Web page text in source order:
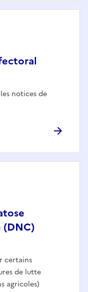
notices de
(DNC)
certains
de lutte
agricoles)